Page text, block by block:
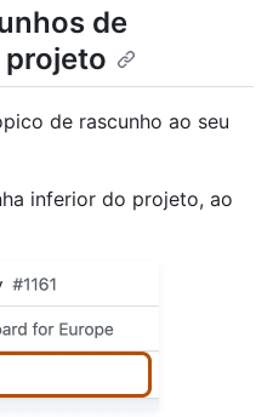
de
projeto
de rascunho ao seu
inferior do projeto, ao